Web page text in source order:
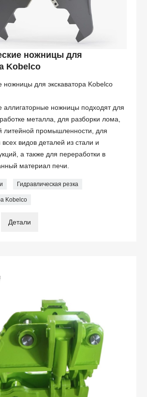
ножницы для
Kobelco
ножницы для экскаватора Kobelco
аллигаторные ножницы подходят для
металла, для разборки лома,
литейной промышленности, для
видов деталей из стали и
а также для переработки в
материал печи.
Гидравлическая резка
Kobelco
Детали